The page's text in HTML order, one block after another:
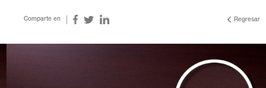
Comparte en Regresar